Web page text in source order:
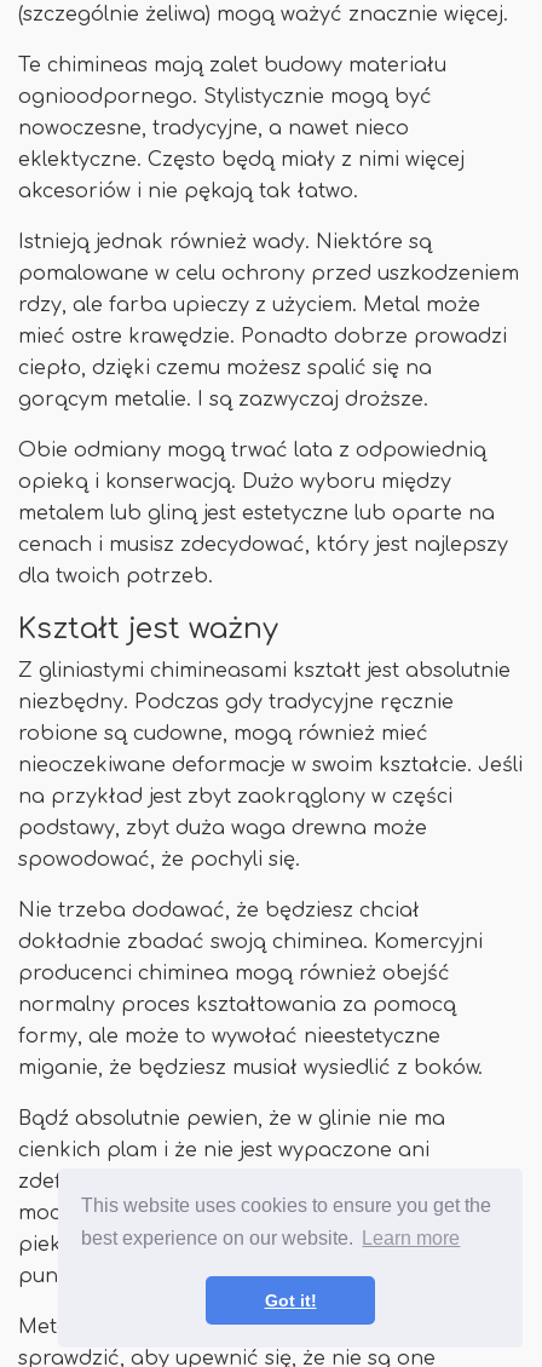
This website uses cookies to ensure you get the
best experience on our website.
Learn more
Got it!
(szczególnie żeliwa) mogą ważyć znacznie więcej.
Te chimineas mają zalet budowy materiału
ognioodpornego. Stylistycznie mogą być
nowoczesne, tradycyjne, a nawet nieco
eklektyczne. Często będą miały z nimi więcej
akcesoriów i nie pękają tak łatwo.
Istnieją jednak również wady. Niektóre są
pomalowane w celu ochrony przed uszkodzeniem
rdzy, ale farba upieczy z użyciem. Metal może
mieć ostre krawędzie. Ponadto dobrze prowadzi
ciepło, dzięki czemu możesz spalić się na
gorącym metalie. I są zazwyczaj droższe.
Obie odmiany mogą trwać lata z odpowiednią
opieką i konserwacją. Dużo wyboru między
metalem lub gliną jest estetyczne lub oparte na
cenach i musisz zdecydować, który jest najlepszy
dla twoich potrzeb.
Kształt jest ważny
Z gliniastymi chimineasami kształt jest absolutnie
niezbędny. Podczas gdy tradycyjne ręcznie
robione są cudowne, mogą również mieć
nieoczekiwane deformacje w swoim kształcie. Jeśli
na przykład jest zbyt zaokrąglony w części
podstawy, zbyt duża waga drewna może
spowodować, że pochyli się.
Nie trzeba dodawać, że będziesz chciał
dokładnie zbadać swoją chiminea. Komercyjni
producenci chiminea mogą również obejść
normalny proces kształtowania za pomocą
formy, ale może to wywołać nieestetyczne
miganie, że będziesz musiał wysiedlić z boków.
Bądź absolutnie pewien, że w glinie nie ma
cienkich plam i że nie jest wypaczone ani
zdeformowane. Górna część komina powinna być
mocno zabezpieczona do dolnej części
piekarnika Chiminea i nie powinna mieć słabych
punktów ani niejednolitych szwów.
Metalowe chimineas również należy dokładnie
sprawdzić, aby upewnić się, że nie są one